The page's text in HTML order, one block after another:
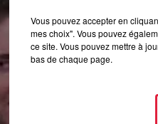
Vous pouvez accepter en
mes choix". Vous pouvez
ce site. Vous pouvez mettre à
bas de chaque page.